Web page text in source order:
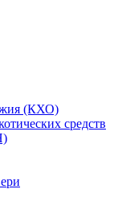
(КХО)
средств